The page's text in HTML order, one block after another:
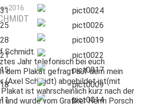
2016
Schmidt.
Jahr telefonisch bei euch
dem Plakat gefragt auf dem mein
(Axel Schmidt) abgebildet ist(mit
ist wahrscheinlich kurz nach der
und wurde vom Grafiker Herrn Porsch